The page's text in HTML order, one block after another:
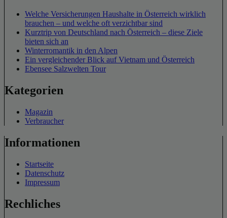
Welche Versicherungen Haushalte in Österreich wirklich
brauchen – und welche oft verzichtbar sind
Kurztrip von Deutschland nach Österreich – diese Ziele
bieten sich an
Winterromantik in den Alpen
Ein vergleichender Blick auf Vietnam und Österreich
Ebensee Salzwelten Tour
Kategorien
Magazin
Verbraucher
Informationen
Startseite
Datenschutz
Impressum
Rechliches